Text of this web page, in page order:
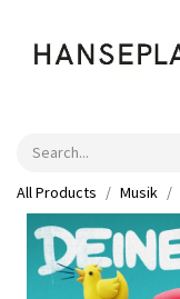
All Products Musik